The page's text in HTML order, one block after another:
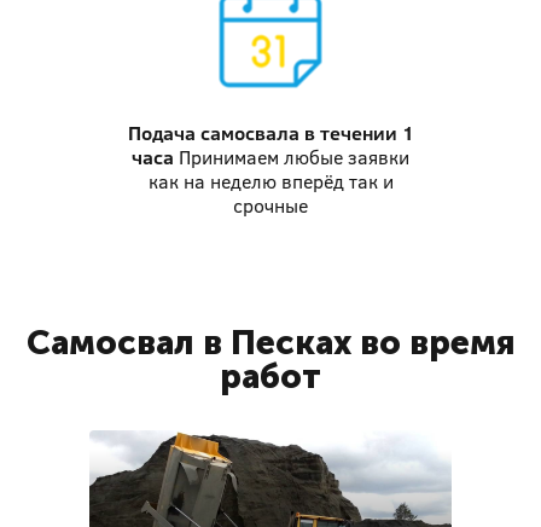
Подача самосвала в течении 1
часа Принимаем любые заявки
как на неделю вперёд так и
срочные
Самосвал в Песках во время
работ